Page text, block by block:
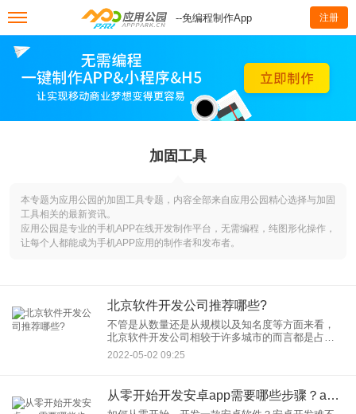
--免编程制作App 注册
加固工具‌
本专题为应用公园的加固工具‌专题，内容全部来自应用公园精心选择与加固
工具‌相关的最新资讯。
应用公园是专业的手机APP在线开发制作平台，无需编程，纯图形化操作，
让每个人都能成为手机APP应用的制作者和发布者。
北京软件开发公司推荐哪些?
不管是从数量还是从规模以及知名度等方面来看，
北京软件开发公司相较于许多城市的而言都是占据
一定优势的，那么当有开发需求需要找软件开发公
司进行定制服务时，推荐哪些比较好呢？
2022-05-02 09:25
从零开始开发安卓app需要哪些步骤？android app开发平台